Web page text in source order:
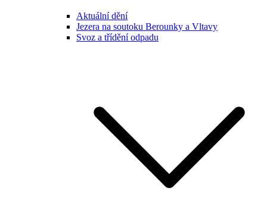
Aktuální dění
Jezera na soutoku Berounky a Vltavy
Svoz a třídění odpadu